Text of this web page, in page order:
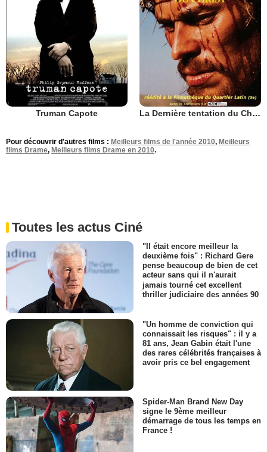
Truman Capote La Dernière tentation du Christ
Pour découvrir d'autres films : Meilleurs films de l'année 2010, Meilleurs
films Drame, Meilleurs films Drame en 2010.
Toutes les actus Ciné
"Il était encore meilleur la
deuxième fois" : Richard Gere
pense beaucoup de bien de cet
acteur sans qui il n'aurait
jamais tourné cet excellent
thriller judiciaire des années 90
"Un homme de conviction qui
connaissait les risques" : il y a
81 ans, Jean Gabin était l'une
des rares célébrités françaises à
avoir pris ce bel engagement
Spider-Man Brand New Day
signe le 9ème meilleur
démarrage de tous les temps en
France !